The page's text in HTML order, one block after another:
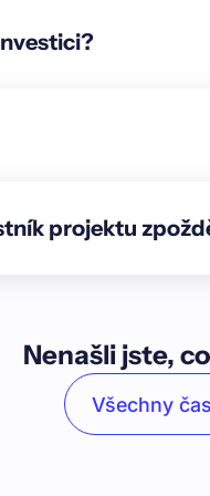
je dokončena z
a bude sloužit
hlavní inženýrské sítě.
solitérních domů
Labem v široké
je vzdáleno
dopravní
projektu
Nenašli jste,
Všechny